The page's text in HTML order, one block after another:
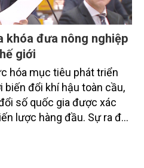
khóa đưa nông nghiệp
giới
hóa mục tiêu phát triển
biến đổi khí hậu toàn cầu,
số quốc gia được xác
lược hàng đầu. Sự ra đời
cải cách toàn diện,
ứng và nâng cao hiệu